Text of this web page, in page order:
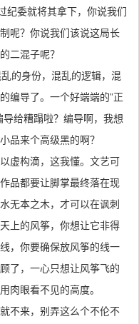
纪委就将其拿下，你说我们
呢？你说我们该说这局长
二混子呢？
的身份，混乱的逻辑，混
编导了。一个好端端的”正
给糟蹋啦？编导啊，我想
品来个高级黑的啊？
虚构滴，这我懂。文艺可
品都要让脚掌最终落在现
无本之木，才可以在讽刺
上的风筝，你想让它非得
，你要确保放风筝的线一
了，一心只想让风筝飞的
肉眼看不见的高度。
不来，别弄这么个不伦不